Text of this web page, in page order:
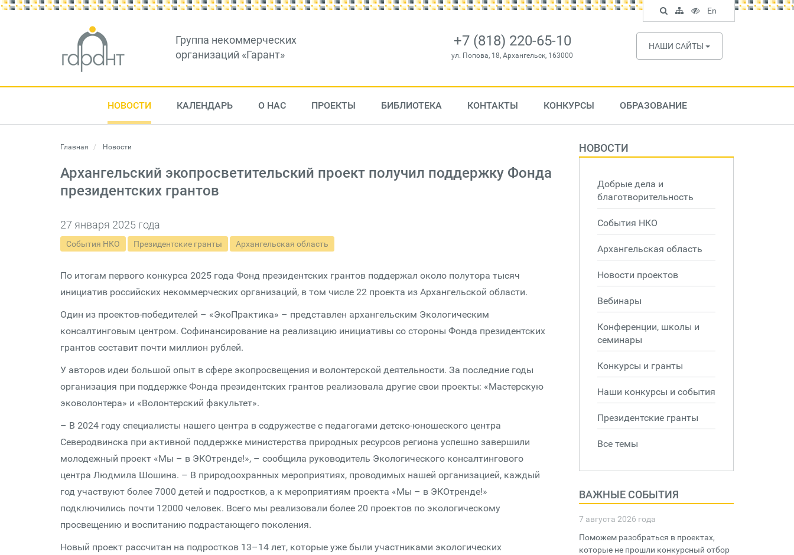
Группа некоммерческих
организаций «Гарант»
+7 (818) 220-65-10
ул. Попова, 18, Архангельск, 163000
НАШИ САЙТЫ
НОВОСТИ КАЛЕНДАРЬ О НАС ПРОЕКТЫ БИБЛИОТЕКА КОНТАКТЫ КОНКУРСЫ ОБРАЗОВАНИЕ
Главная Новости
Архангельский экопросветительский проект получил поддержку Фонда
президентских грантов
27 января 2025 года
События НКО Президентские гранты Архангельская область
По итогам первого конкурса 2025 года Фонд президентских грантов поддержал около полутора тысяч
инициатив российских некоммерческих организаций, в том числе 22 проекта из Архангельской области.
Один из проектов-победителей – «ЭкоПрактика» – представлен архангельским Экологическим
консалтинговым центром. Софинансирование на реализацию инициативы со стороны Фонда президентских
грантов составит почти миллион рублей.
У авторов идеи большой опыт в сфере экопросвещения и волонтерской деятельности. За последние годы
организация при поддержке Фонда президентских грантов реализовала другие свои проекты: «Мастерскую
эковолонтера» и «Волонтерский факультет».
– В 2024 году специалисты нашего центра в содружестве с педагогами детско-юношеского центра
Северодвинска при активной поддержке министерства природных ресурсов региона успешно завершили
молодежный проект «Мы – в ЭКОтренде!», – сообщила руководитель Экологического консалтингового
центра Людмила Шошина. – В природоохранных мероприятиях, проводимых нашей организацией, каждый
год участвуют более 7000 детей и подростков, а к мероприятиям проекта «Мы – в ЭКОтренде!»
подключились почти 12000 человек. Всего мы реализовали более 20 проектов по экологическому
просвещению и воспитанию подрастающего поколения.
Новый проект рассчитан на подростков 13–14 лет, которые уже были участниками экологических
НОВОСТИ
Добрые дела и
благотворительность
События НКО
Архангельская область
Новости проектов
Вебинары
Конференции, школы и
семинары
Конкурсы и гранты
Наши конкурсы и события
Президентские гранты
Все темы
ВАЖНЫЕ СОБЫТИЯ
7 августа 2026 года
Поможем разобраться в проектах,
которые не прошли конкурсный отбор
Поиск
по
сайту
Карта
сайта
Версия
для
слабовидящих
En
English